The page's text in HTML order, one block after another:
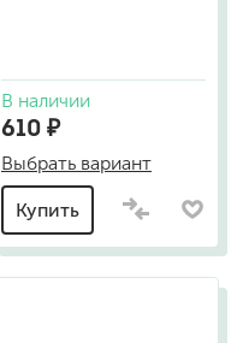
В наличии
610 ₽
Выбрать вариант
Купить